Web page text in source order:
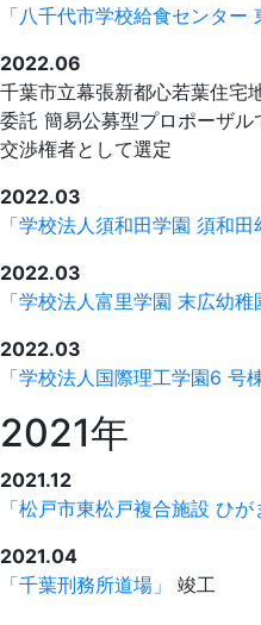
「八千代市学校給食センタ
2022.06
千葉市立幕張新都心若葉住宅
委託 簡易公募型プロポーザ
交渉権者として選定
2022.03
「学校法人須和田学園 須和
2022.03
「学校法人富里学園 末広幼
2022.03
「学校法人国際理工学園6 号
2021年
2021.12
「松戸市東松戸複合施設 ひ
2021.04
「千葉刑務所道場」
竣工